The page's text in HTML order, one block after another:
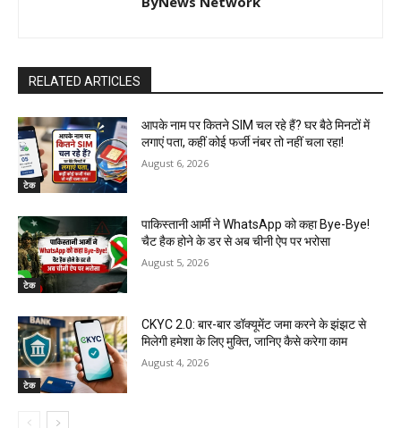
RELATED ARTICLES
टेक
आपके नाम पर कितने SIM चल रहे हैं? घर बैठे मिनटों में
लगाएं पता, कहीं कोई फर्जी नंबर तो नहीं चला रहा!
August 6, 2026
टेक
पाकिस्तानी आर्मी ने WhatsApp को कहा Bye-Bye!
चैट हैक होने के डर से अब चीनी ऐप पर भरोसा
August 5, 2026
टेक
CKYC 2.0: बार-बार डॉक्यूमेंट जमा करने के झंझट से
मिलेगी हमेशा के लिए मुक्ति, जानिए कैसे करेगा काम
August 4, 2026